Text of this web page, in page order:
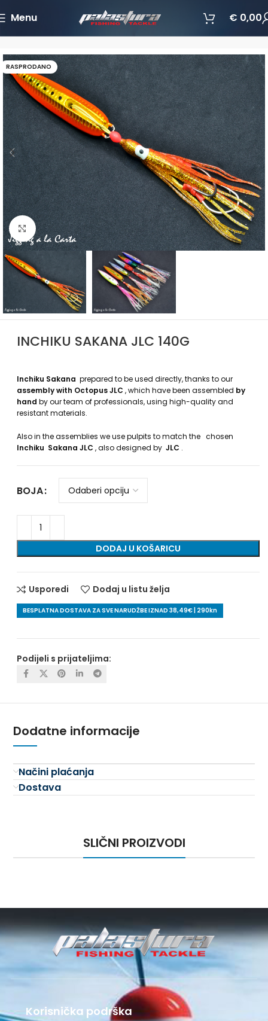
Menu € 0,00
RASPRODANO
Povećajte sliku
INCHIKU SAKANA JLC 140G
Inchiku Sakana prepared to be used directly, thanks to our
assembly with Octopus JLC , which have been assembled by
hand by our team of professionals, using high-quality and
resistant materials.
Also in the assemblies we use pulpits to match the chosen
Inchiku Sakana JLC , also designed byJLC .
BOJA
DODAJ U KOŠARICU
Usporedi Dodaj u listu želja
BESPLATNA DOSTAVA ZA SVE NARUDŽBE IZNAD 38,49€ | 290kn
Podijeli s prijateljima:
Dodatne informacije
Načini plaćanja
Dostava
SLIČNI PROIZVODI
Korisnička podrška